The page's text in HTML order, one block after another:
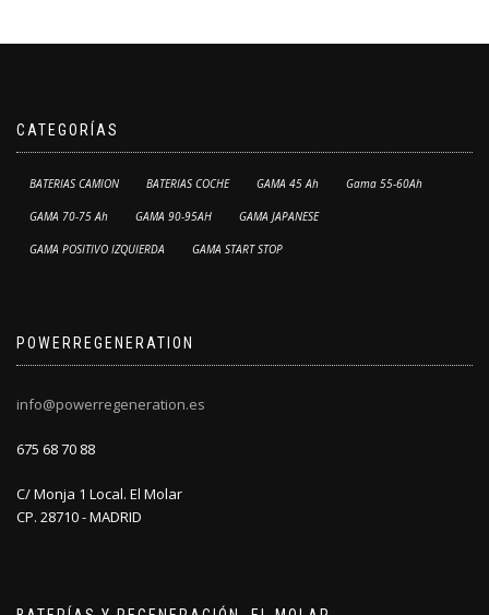
CATEGORÍAS
BATERIAS CAMION BATERIAS COCHE GAMA 45 Ah Gama 55-60Ah
GAMA 70-75 Ah GAMA 90-95AH GAMA JAPANESE
GAMA POSITIVO IZQUIERDA GAMA START STOP
POWERREGENERATION
info@powerregeneration.es
675 68 70 88
C/ Monja 1 Local. El Molar
CP. 28710 - MADRID